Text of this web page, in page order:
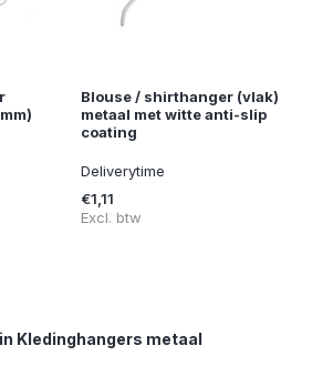
Blouse / shirthanger (vlak)
metaal met witte anti-slip
coating
Deliverytime
€1,11
Excl. btw
Kledinghangers metaal